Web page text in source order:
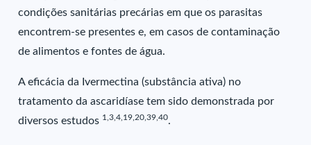
condições sanitárias precárias em que os parasitas
encontrem-se presentes e, em casos de contaminação
de alimentos e fontes de água.
A eficácia da Ivermectina (substância ativa) no
tratamento da ascaridíase tem sido demonstrada por
diversos estudos 1,3,4,19,20,39,40.